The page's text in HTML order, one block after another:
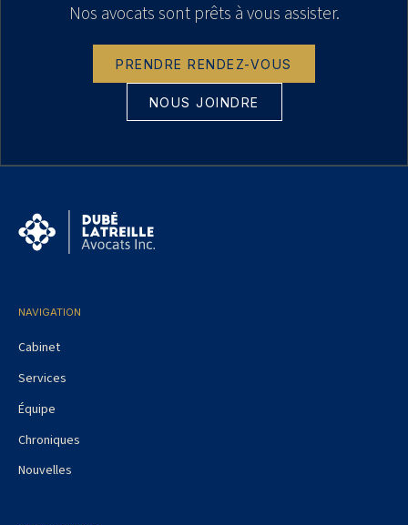
Nos avocats sont prêts à vous assister.
PRENDRE RENDEZ-VOUS
NOUS JOINDRE
NAVIGATION
Cabinet
Services
Équipe
Chroniques
Nouvelles